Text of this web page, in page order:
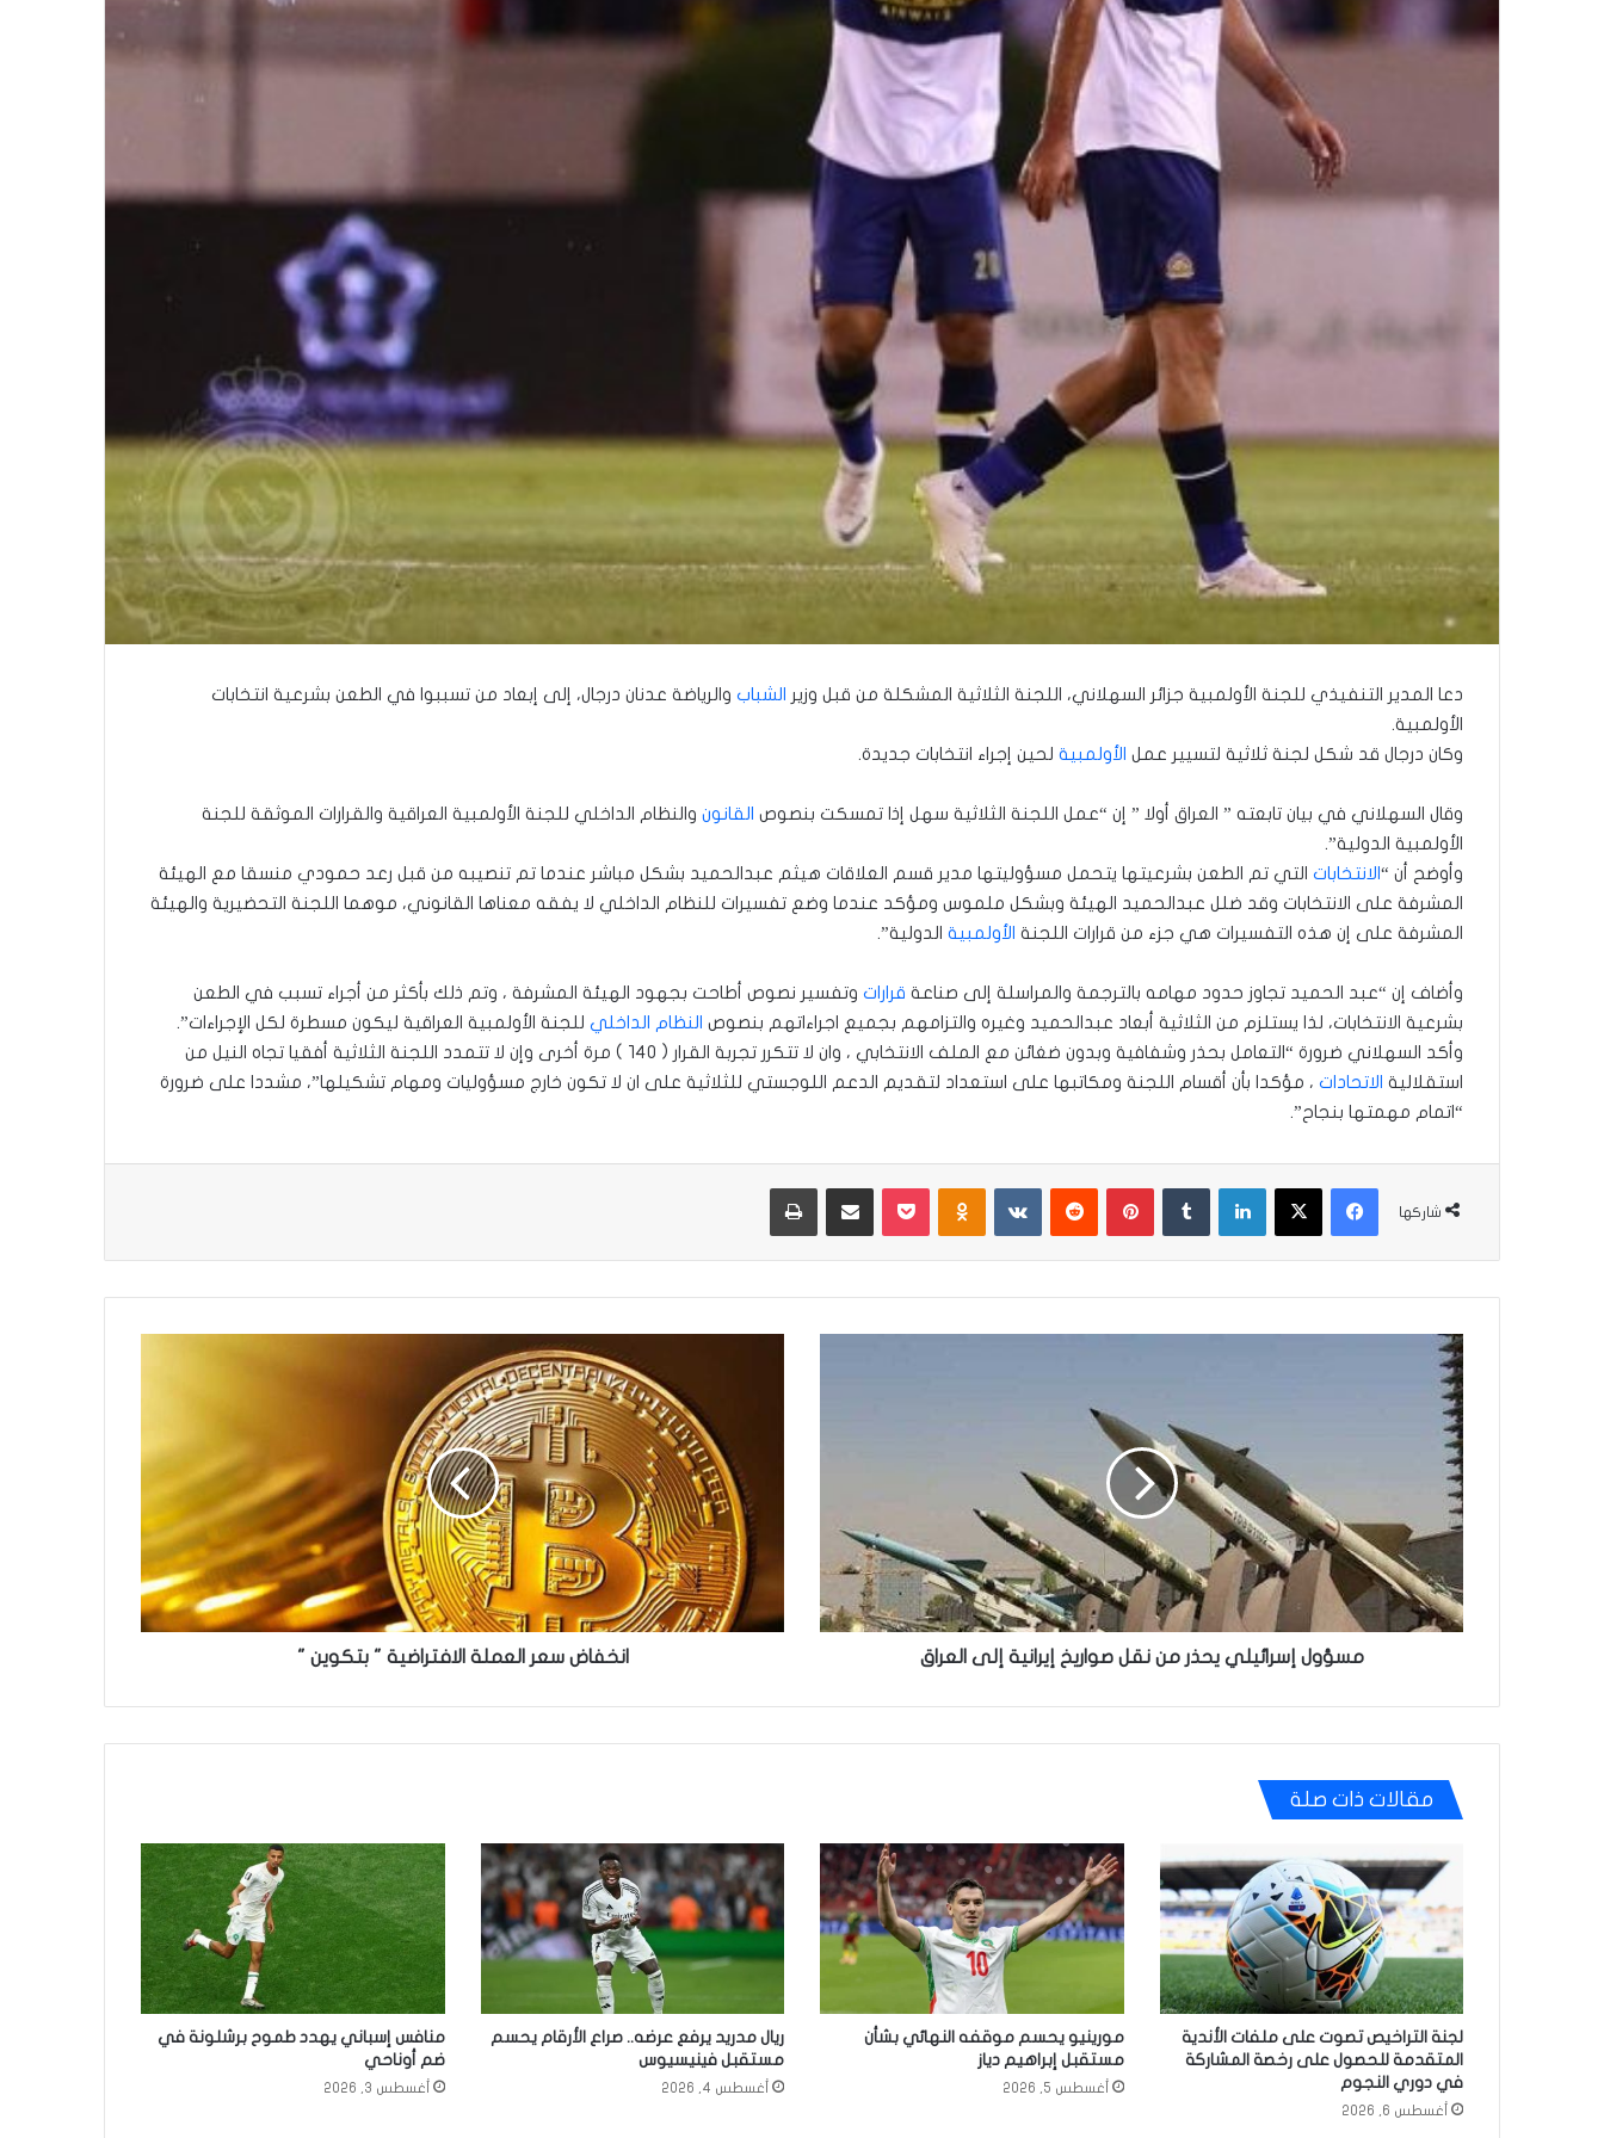
دعا المدير التنفيذي للجنة الأولمبية جزائر السهلاني، اللجنة الثلاثية المشكلة من قبل وزير الشباب والرياضة عدنان درجال، إلى إبعاد من تسببوا في الطعن بشرعية انتخابات
الأولمبية.
وكان درجال قد شكل لجنة ثلاثية لتسيير عمل الأولمبية لحين إجراء انتخابات جديدة.
وقال السهلاني في بيان تابعته ” العراق أولا ” إن “عمل اللجنة الثلاثية سهل إذا تمسكت بنصوص القانون والنظام الداخلي للجنة الأولمبية العراقية والقرارات الموثقة للجنة
الأولمبية الدولية”.
وأوضح أن “ الانتخابات التي تم الطعن بشرعيتها يتحمل مسؤوليتها مدير قسم العلاقات هيثم عبدالحميد بشكل مباشر عندما تم تنصيبه من قبل رعد حمودي منسقا مع الهيئة
المشرفة على الانتخابات وقد ضلل عبدالحميد الهيئة وبشكل ملموس ومؤكد عندما وضع تفسيرات للنظام الداخلي لا يفقه معناها القانوني، موهما اللجنة التحضيرية والهيئة
المشرفة على إن هذه التفسيرات هي جزء من قرارات اللجنة الأولمبية الدولية”.
وأضاف إن “عبد الحميد تجاوز حدود مهامه بالترجمة والمراسلة إلى صناعة قرارات وتفسير نصوص أطاحت بجهود الهيئة المشرفة ، وتم ذلك بأكثر من أجراء تسبب في الطعن
بشرعية الانتخابات، لذا يستلزم من الثلاثية أبعاد عبدالحميد وغيره والتزامهم بجميع اجراءاتهم بنصوص النظام الداخلي للجنة الأولمبية العراقية ليكون مسطرة لكل الإجراءات”.
وأكد السهلاني ضرورة “التعامل بحذر وشفافية وبدون ضغائن مع الملف الانتخابي ، وان لا تتكرر تجربة القرار ( ١٤٠ ) مرة أخرى وإن لا تتمدد اللجنة الثلاثية أفقيا تجاه النيل من
استقلالية الاتحادات ، مؤكدا بأن أقسام اللجنة ومكاتبها على استعداد لتقديم الدعم اللوجستي للثلاثية على ان لا تكون خارج مسؤوليات ومهام تشكيلها”، مشددا على ضرورة
“اتمام مهمتها بنجاح”.
شاركها
فيسبوك
‫X لينكدإن بينتيريست Odnoklassniki
‫Pocketمشاركة عبر البريد طباعة
مسؤول
إسرائيلي
يحذر
من
نقل
صواريخ
إيرانية
إلى
العراق
مسؤول إسرائيلي يحذر من نقل صواريخ إيرانية إلى العراق
بتكوين
انخفاض سعر العملة الافتراضية " بتكوين "
مقالات ذات صلة
لجنة التراخيص تصوت على ملفات الأندية
المتقدمة للحصول على رخصة المشاركة
في دوري النجوم
أغسطس 6, 2026
مورينيو يحسم موقفه النهائي بشأن
مستقبل إبراهيم دياز
أغسطس 5, 2026
ريال مدريد يرفع عرضه.. صراع الأرقام يحسم
مستقبل فينيسيوس
أغسطس 4, 2026
منافس إسباني يهدد طموح برشلونة في
ضم أوناحي
أغسطس 3, 2026